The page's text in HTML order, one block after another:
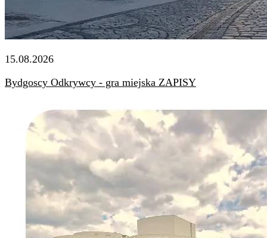
15.08.2026
Bydgoscy Odkrywcy - gra miejska ZAPISY